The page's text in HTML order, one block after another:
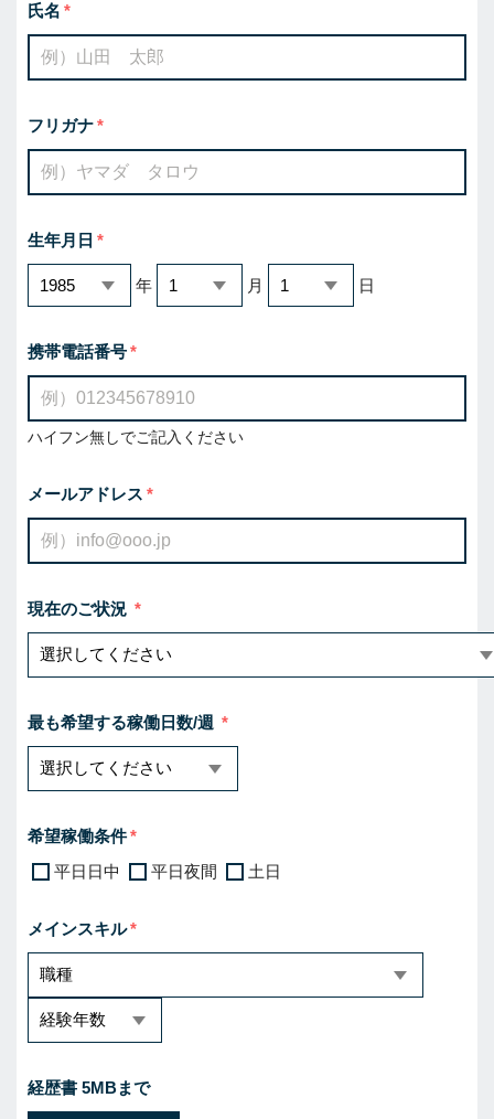
氏名
フリガナ
生年月日
年 月 日
携帯電話番号
ハイフン無しでご記入ください
メールアドレス
現在のご状況
最も希望する稼働日数/週
希望稼働条件
平日日中
平日夜間 土日
メインスキル
経歴書 5MBまで